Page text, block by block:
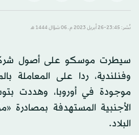
نُشر: 23:45-26 أبريل 2023 م ـ 06 شوّال 1444 هـ
سيطرت موسكو على أصول
وفنلندية، ردا على المعاملة
موجودة في أوروبا، وهددت
الأجنبية المستهدفة بمصادرة
البلاد.